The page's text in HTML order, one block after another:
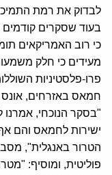
לבדוק את רמת
בעוד שסקרים
כי רוב האמריקאים
מעידים כי חלק
פרו-פלסטיניות
חמאס באזרחים, אונס
"בסקר הנוכחי, אמרנו
ישירות לחמאס והם
הטרור באנגלית",
פוליטית, ומוסיף: